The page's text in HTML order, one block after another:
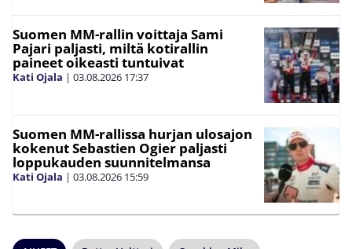
Suomen MM-rallin voittaja Sami
Pajari paljasti, miltä kotirallin
paineet oikeasti tuntuivat
Kati Ojala | 03.08.2026 17:37
Suomen MM-rallissa hurjan ulosajon
kokenut Sebastien Ogier paljasti
loppukauden suunnitelmansa
Kati Ojala | 03.08.2026 15:59